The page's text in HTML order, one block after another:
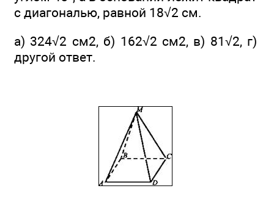
с диагональю, равной 18√2 см.
а) 324√2 см2, б) 162√2 см2, в) 81√2, г)
другой ответ.